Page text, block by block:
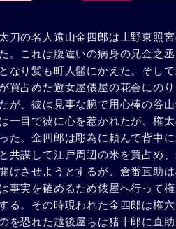
刀の名人遠山金四郎は上野東照
。これは腹違いの病身の兄金之
なり髪も町人髷にかえた。そし
買占めた遊女屋俵屋の花会にの
が、彼は見事な腕で用心棒の谷
一目で彼に心を惹かれたが、権
た。金四郎は彫為に頼んで背中
共謀して江戸周辺の米を買占め
けさせようとするが、倉番直助
事実を確めるため俵屋へ行って
る。その時現われた金四郎は権
を恐れた越後屋らは猪十郎に直